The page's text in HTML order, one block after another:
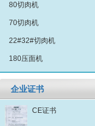
80切肉机
70切肉机
22#32#切肉机
180压面机
企业证书
CE证书